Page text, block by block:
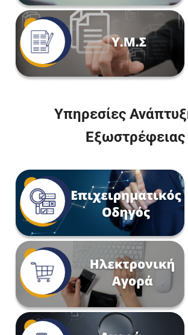
Υπηρεσίες
Εξωστρέφειας